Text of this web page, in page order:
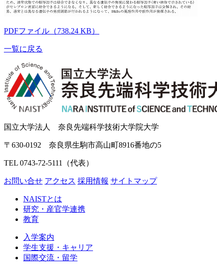
PDFファイル（738.24 KB）
一覧に戻る
国立大学法人 奈良先端科学技術大学院大学
〒630-0192 奈良県生駒市高山町8916番地の5
TEL 0743-72-5111（代表）
お問い合せ アクセス 採用情報 サイトマップ
NAISTとは
研究・産官学連携
教育
入学案内
学生支援・キャリア
国際交流・留学